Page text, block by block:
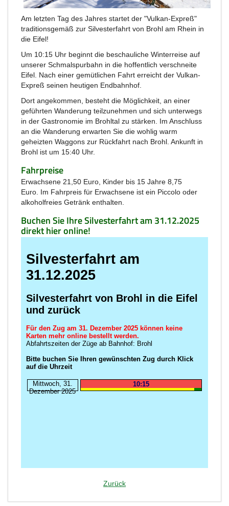
Am letzten Tag des Jahres startet der "Vulkan-Expreß"
traditionsgemäß zur Silvesterfahrt von Brohl am Rhein in
die Eifel!
Um 10:15 Uhr beginnt die beschauliche Winterreise auf
unserer Schmalspurbahn in die hoffentlich verschneite
Eifel. Nach einer gemütlichen Fahrt erreicht der Vulkan-
Expreß seinen heutigen Endbahnhof.
Dort angekommen, besteht die Möglichkeit, an einer
geführten Wanderung teilzunehmen und sich unterwegs
in der Gastronomie im Brohltal zu stärken. Im Anschluss
an die Wanderung erwarten Sie die wohlig warm
geheizten Waggons zur Rückfahrt nach Brohl. Ankunft in
Brohl ist um 15:40 Uhr.
Fahrpreise
Erwachsene 21,50 Euro, Kinder bis 15 Jahre 8,75
Euro. Im Fahrpreis für Erwachsene ist ein Piccolo oder
alkoholfreies Getränk enthalten.
Buchen Sie Ihre Silvesterfahrt am 31.12.2025
direkt hier online!
Zurück